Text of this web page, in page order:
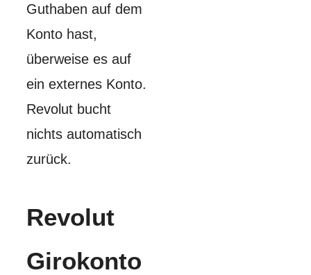
Guthaben auf dem
Konto hast,
überweise es auf
ein externes Konto.
Revolut bucht
nichts automatisch
zurück.
Revolut
Girokonto